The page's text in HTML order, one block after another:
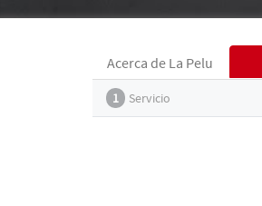
Acerca de La Pelu
1 Servicio